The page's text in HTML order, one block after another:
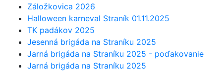
Záložkovica 2026
Halloween karneval Straník 01.11.2025
TK padákov 2025
Jesenná brigáda na Straníku 2025
Jarná brigáda na Straníku 2025 - poďakovanie
Jarná brigáda na Straníku 2025